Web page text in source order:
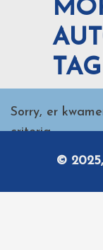
TAG
Sorry, er
criteria.
©